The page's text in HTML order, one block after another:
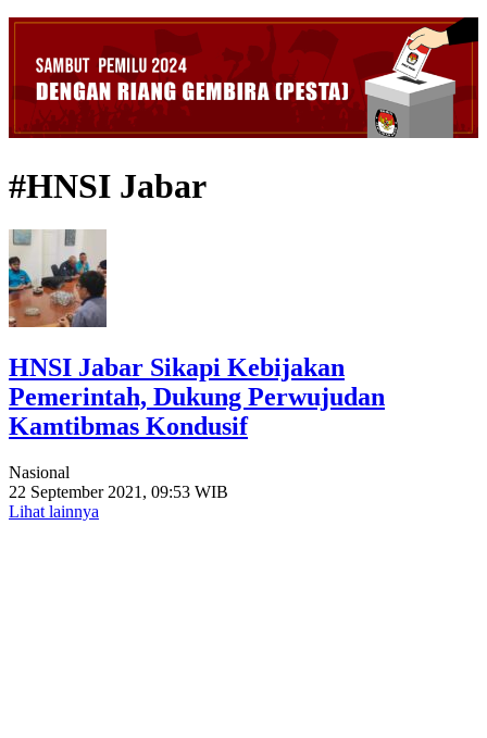
#HNSI Jabar
HNSI Jabar Sikapi Kebijakan
Pemerintah, Dukung Perwujudan
Kamtibmas Kondusif
Nasional
22 September 2021, 09:53 WIB
Lihat lainnya